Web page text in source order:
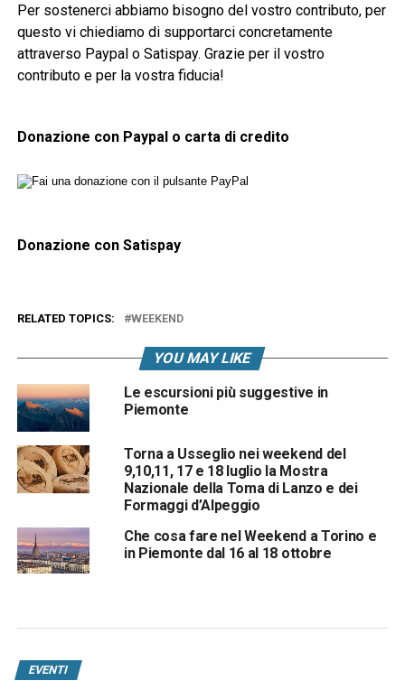
Per sostenerci abbiamo bisogno del vostro contributo, per
questo vi chiediamo di supportarci concretamente
attraverso Paypal o Satispay. Grazie per il vostro
contributo e per la vostra fiducia!
Donazione con Paypal o carta di credito
Donazione con Satispay
RELATED TOPICS: WEEKEND
YOU MAY LIKE
Le escursioni più suggestive in
Piemonte
Torna a Usseglio nei weekend del
9,10,11, 17 e 18 luglio la Mostra
Nazionale della Toma di Lanzo e dei
Formaggi d’Alpeggio
Che cosa fare nel Weekend a Torino e
in Piemonte dal 16 al 18 ottobre
EVENTI